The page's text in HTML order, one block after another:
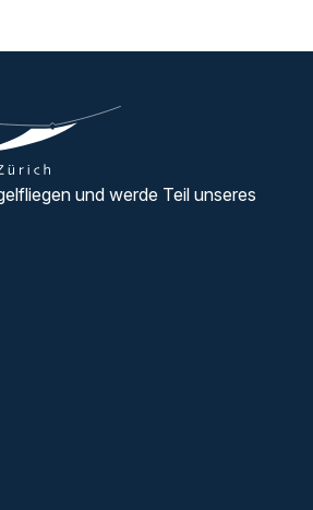
und werde Teil unseres